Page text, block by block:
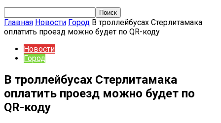
Главная Новости Город В троллейбусах Стерлитамака
оплатить проезд можно будет по QR-коду
Новости
Город
В троллейбусах Стерлитамака
оплатить проезд можно будет по
QR-коду